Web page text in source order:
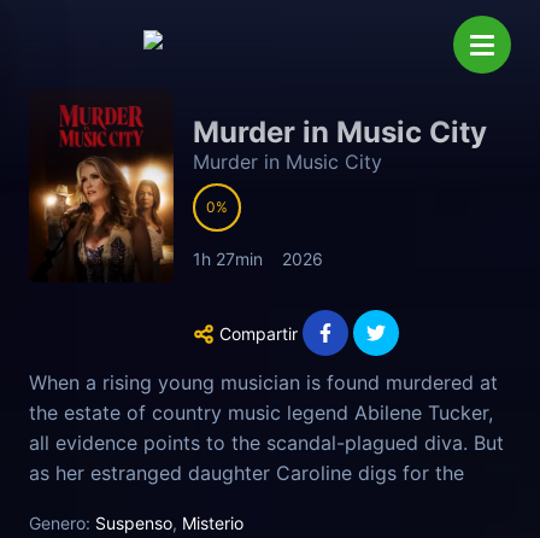
Murder in Music City
Murder in Music City
0
1h 27min 2026
Compartir
When a rising young musician is found murdered at
the estate of country music legend Abilene Tucker,
all evidence points to the scandal-plagued diva. But
as her estranged daughter Caroline digs for the
Genero: Suspenso, Misterio